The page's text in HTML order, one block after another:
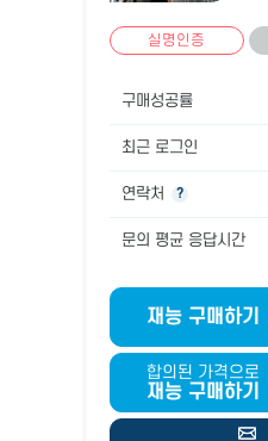
실명인증
구매성공률
최근 로그인
연락처 ?
문의 평균 응답시간
재능 구매하기
합의된 가격으로
재능 구매하기